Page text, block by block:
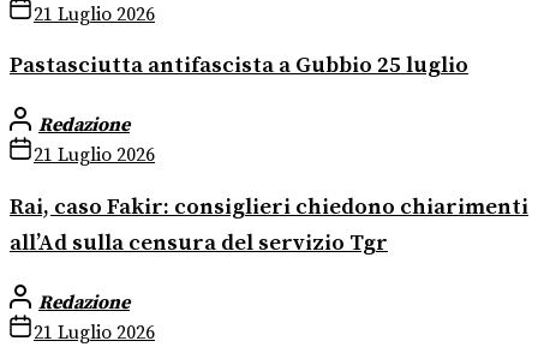
21 Luglio 2026
Pastasciutta antifascista a Gubbio 25 luglio
Redazione
21 Luglio 2026
Rai, caso Fakir: consiglieri chiedono chiarimenti
all’Ad sulla censura del servizio Tgr
Redazione
21 Luglio 2026